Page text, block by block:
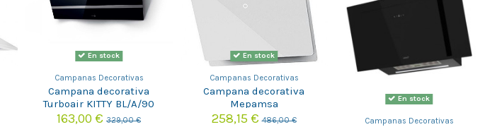
En stock
Campanas Decorativas
Campana decorativa
Turboair KITTY BL/A/90
163,00 € 329,00 €
En stock
Campanas Decorativas
Campana decorativa
Mepamsa
LUNAPLUS90BLANCA
258,15 €486,00 €
En stock
Campanas Decorativas